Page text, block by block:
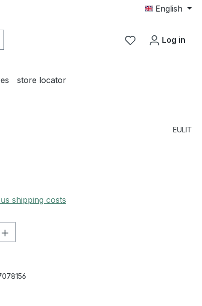
English
You have 0
Log in
store locator
EULIT
shipping costs
Enter the desired amount